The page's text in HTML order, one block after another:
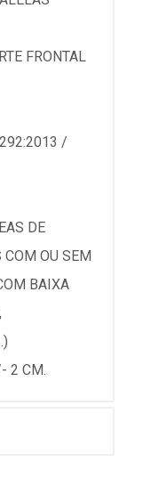
FRONTAL
/
DE
COM OU SEM
BAIXA
2 CM.